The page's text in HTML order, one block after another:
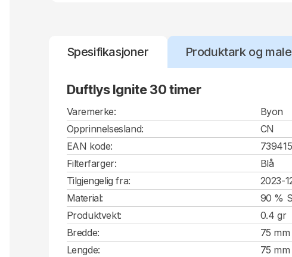
Spesifikasjoner Produktark og
Duftlys Ignite 30 timer
Varemerke:
Byon
Opprinnelsesland:
CN
EAN kode:
Filterfarger:
Blå
Tilgjengelig fra:
2023-
Material:
90 %
Produktvekt:
0.4 gr
Bredde:
75 mm
Lengde:
75 mm